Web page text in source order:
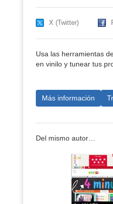
X (Twitter)
Usa las herramientas
en vinilo y tunear tus
Más información
Del mismo autor…